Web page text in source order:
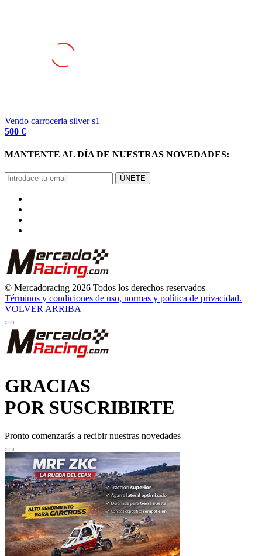
Vendo carroceria silver s1
500 €
MANTENTE AL DÍA DE NUESTRAS NOVEDADES:
ÚNETE
© Mercadoracing 2026 Todos los derechos reservados
Términos y condiciones de uso, normas y política de privacidad.
VOLVER ARRIBA
GRACIAS
POR SUSCRIBIRTE
Pronto comenzarás a recibir nuestras novedades